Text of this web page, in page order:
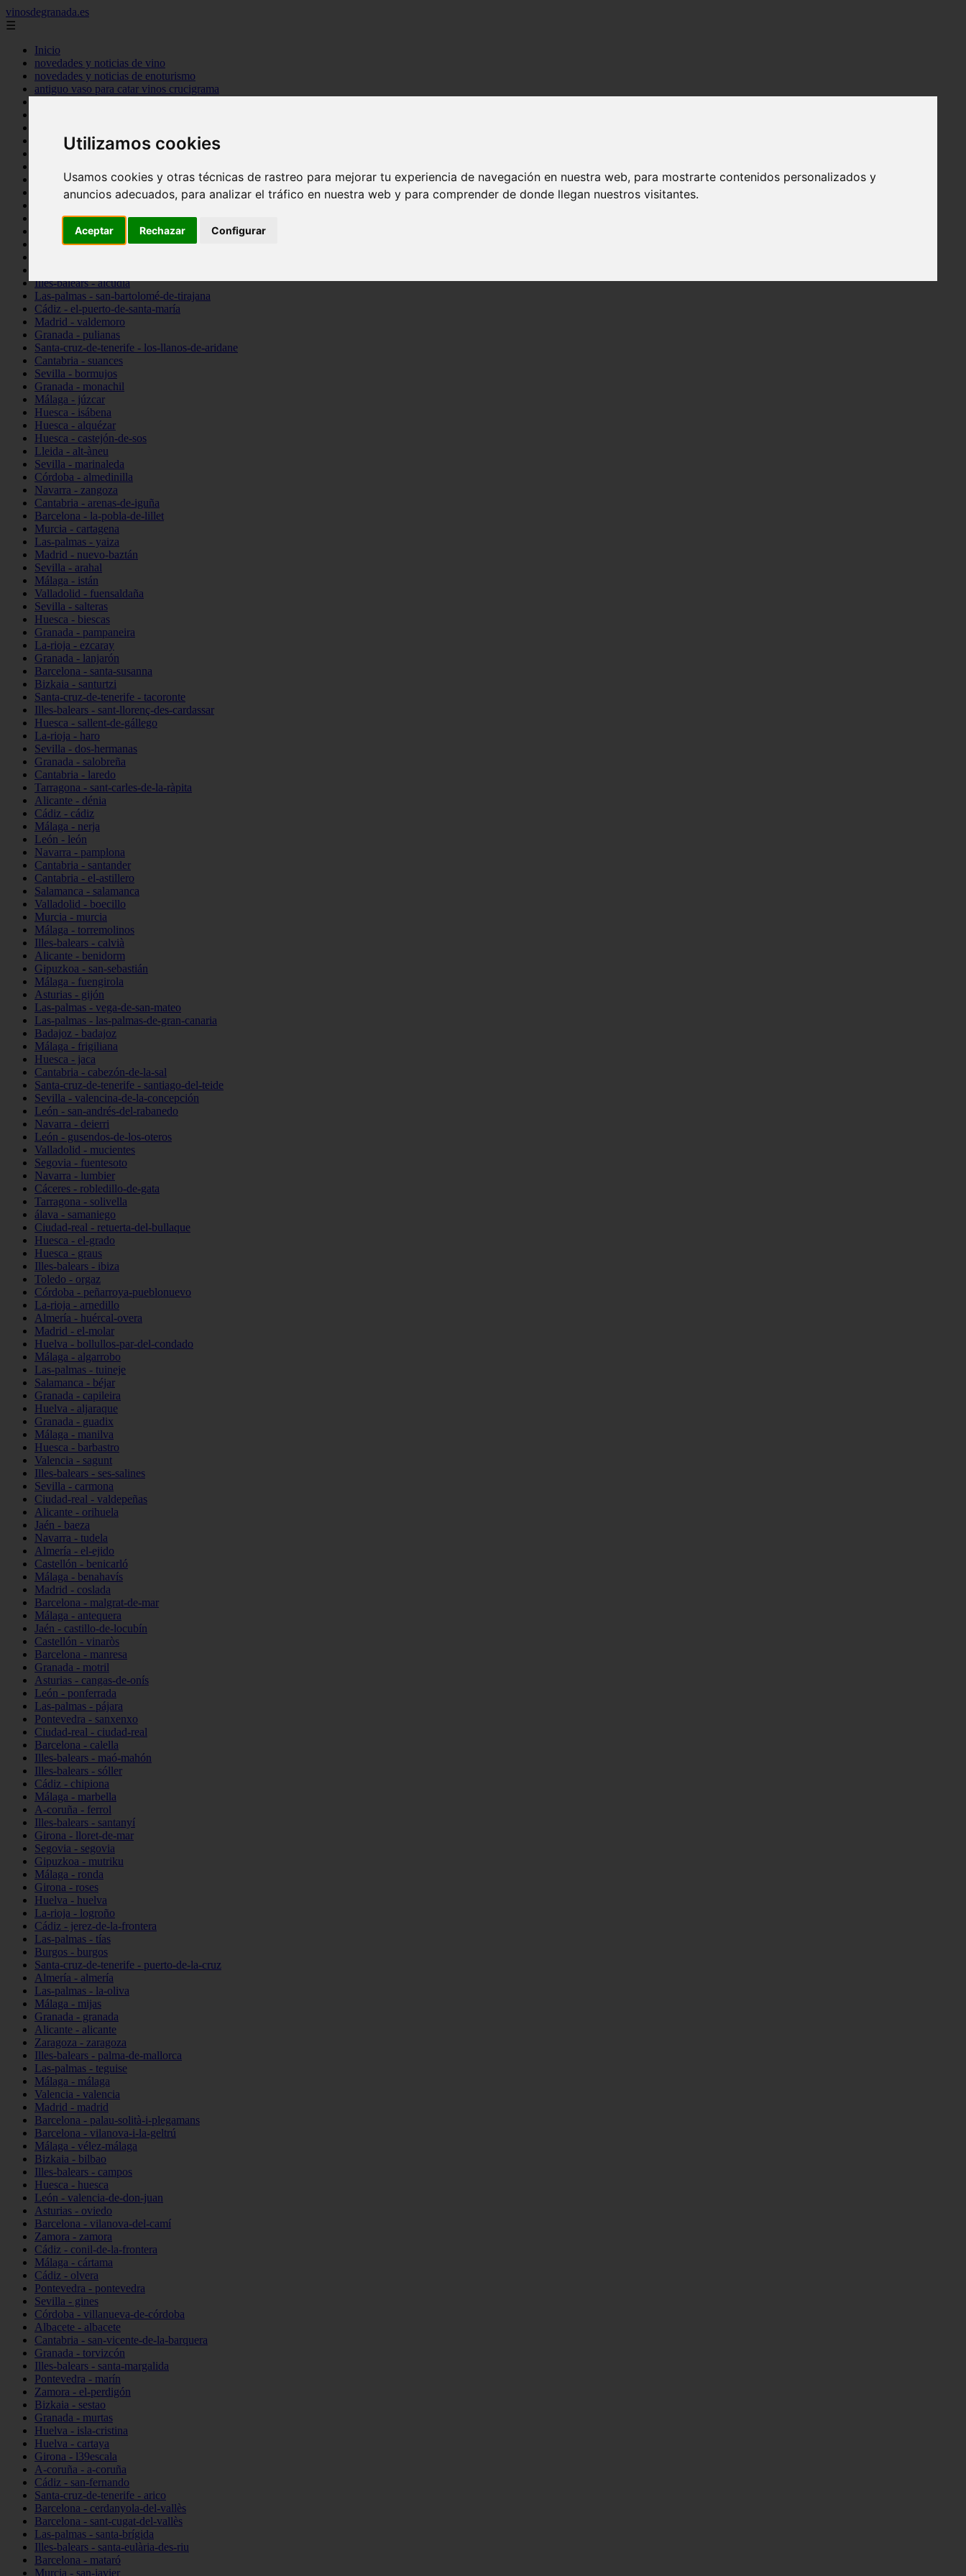
Utilizamos cookies
Usamos cookies y otras técnicas de rastreo para mejorar tu experiencia de navegación en nuestra web, para mostrarte contenidos personalizados y
anuncios adecuados, para analizar el tráfico en nuestra web y para comprender de donde llegan nuestros visitantes.
Aceptar Rechazar Configurar
vinosdegranada.es
☰
Inicio
novedades y noticias de vino
novedades y noticias de enoturismo
antiguo vaso para catar vinos crucigrama
Sevilla - sevilla
Barcelona - barcelona
Santa-cruz-de-tenerife - guía-de-isora
La-rioja - casalarreina
Almería - roquetas-de-mar
Illes-balears - alcúdia
Las-palmas - san-bartolomé-de-tirajana
Cádiz - el-puerto-de-santa-maría
Madrid - valdemoro
Granada - pulianas
Santa-cruz-de-tenerife - los-llanos-de-aridane
Cantabria - suances
Sevilla - bormujos
Granada - monachil
Málaga - júzcar
Huesca - isábena
Huesca - alquézar
Huesca - castejón-de-sos
Lleida - alt-àneu
Sevilla - marinaleda
Córdoba - almedinilla
Navarra - zangoza
Cantabria - arenas-de-iguña
Barcelona - la-pobla-de-lillet
Murcia - cartagena
Las-palmas - yaiza
Madrid - nuevo-baztán
Sevilla - arahal
Málaga - istán
Valladolid - fuensaldaña
Sevilla - salteras
Huesca - biescas
Granada - pampaneira
La-rioja - ezcaray
Granada - lanjarón
Barcelona - santa-susanna
Bizkaia - santurtzi
Santa-cruz-de-tenerife - tacoronte
Illes-balears - sant-llorenç-des-cardassar
Huesca - sallent-de-gállego
La-rioja - haro
Sevilla - dos-hermanas
Granada - salobreña
Cantabria - laredo
Tarragona - sant-carles-de-la-ràpita
Alicante - dénia
Cádiz - cádiz
Málaga - nerja
León - león
Navarra - pamplona
Cantabria - santander
Cantabria - el-astillero
Salamanca - salamanca
Valladolid - boecillo
Murcia - murcia
Málaga - torremolinos
Illes-balears - calvià
Alicante - benidorm
Gipuzkoa - san-sebastián
Málaga - fuengirola
Asturias - gijón
Las-palmas - vega-de-san-mateo
Las-palmas - las-palmas-de-gran-canaria
Badajoz - badajoz
Málaga - frigiliana
Huesca - jaca
Cantabria - cabezón-de-la-sal
Santa-cruz-de-tenerife - santiago-del-teide
Sevilla - valencina-de-la-concepción
León - san-andrés-del-rabanedo
Navarra - deierri
León - gusendos-de-los-oteros
Valladolid - mucientes
Segovia - fuentesoto
Navarra - lumbier
Cáceres - robledillo-de-gata
Tarragona - solivella
álava - samaniego
Ciudad-real - retuerta-del-bullaque
Huesca - el-grado
Huesca - graus
Illes-balears - ibiza
Toledo - orgaz
Córdoba - peñarroya-pueblonuevo
La-rioja - arnedillo
Almería - huércal-overa
Madrid - el-molar
Huelva - bollullos-par-del-condado
Málaga - algarrobo
Las-palmas - tuineje
Salamanca - béjar
Granada - capileira
Huelva - aljaraque
Granada - guadix
Málaga - manilva
Huesca - barbastro
Valencia - sagunt
Illes-balears - ses-salines
Sevilla - carmona
Ciudad-real - valdepeñas
Alicante - orihuela
Jaén - baeza
Navarra - tudela
Almería - el-ejido
Castellón - benicarló
Málaga - benahavís
Madrid - coslada
Barcelona - malgrat-de-mar
Málaga - antequera
Jaén - castillo-de-locubín
Castellón - vinaròs
Barcelona - manresa
Granada - motril
Asturias - cangas-de-onís
León - ponferrada
Las-palmas - pájara
Pontevedra - sanxenxo
Ciudad-real - ciudad-real
Barcelona - calella
Illes-balears - maó-mahón
Illes-balears - sóller
Cádiz - chipiona
Málaga - marbella
A-coruña - ferrol
Illes-balears - santanyí
Girona - lloret-de-mar
Segovia - segovia
Gipuzkoa - mutriku
Málaga - ronda
Girona - roses
Huelva - huelva
La-rioja - logroño
Cádiz - jerez-de-la-frontera
Las-palmas - tías
Burgos - burgos
Santa-cruz-de-tenerife - puerto-de-la-cruz
Almería - almería
Las-palmas - la-oliva
Málaga - mijas
Granada - granada
Alicante - alicante
Zaragoza - zaragoza
Illes-balears - palma-de-mallorca
Las-palmas - teguise
Málaga - málaga
Valencia - valencia
Madrid - madrid
Barcelona - palau-solità-i-plegamans
Barcelona - vilanova-i-la-geltrú
Málaga - vélez-málaga
Bizkaia - bilbao
Illes-balears - campos
Huesca - huesca
León - valencia-de-don-juan
Asturias - oviedo
Barcelona - vilanova-del-camí
Zamora - zamora
Cádiz - conil-de-la-frontera
Málaga - cártama
Cádiz - olvera
Pontevedra - pontevedra
Sevilla - gines
Córdoba - villanueva-de-córdoba
Albacete - albacete
Cantabria - san-vicente-de-la-barquera
Granada - torvizcón
Illes-balears - santa-margalida
Pontevedra - marín
Zamora - el-perdigón
Bizkaia - sestao
Granada - murtas
Huelva - isla-cristina
Huelva - cartaya
Girona - l39escala
A-coruña - a-coruña
Cádiz - san-fernando
Santa-cruz-de-tenerife - arico
Barcelona - cerdanyola-del-vallès
Barcelona - sant-cugat-del-vallès
Las-palmas - santa-brígida
Illes-balears - santa-eulària-des-riu
Barcelona - mataró
Murcia - san-javier